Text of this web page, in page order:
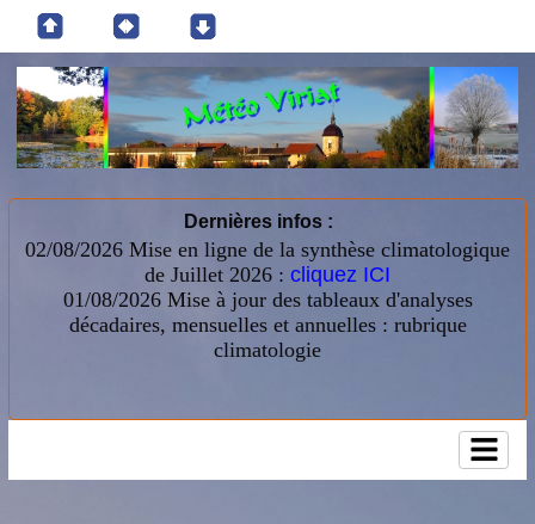
Dernières infos :
02/08/2026 Mise en ligne de la synthèse climatologique
de Juillet 2026 : cliquez ICI
01/08/2026 Mise à jour des tableaux d'analyses
décadaires, mensuelles et annuelles : rubrique
climatologie